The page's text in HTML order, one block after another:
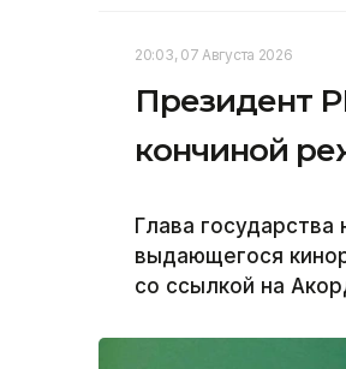
20:03, 07 Августа 2026
Президент
кончиной
Глава
выдающегося
со ссылкой на